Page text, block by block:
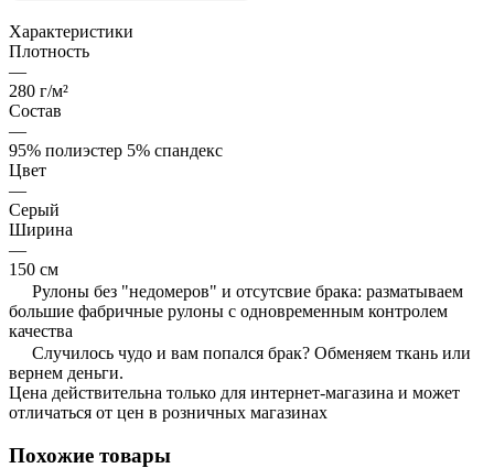
Характеристики
Плотность
—
280 г/м²
Состав
—
95% полиэстер 5% спандекс
Цвет
—
Серый
Ширина
—
150 см
Рулоны без "недомеров" и отсутсвие брака: разматываем
большие фабричные рулоны с одновременным контролем
качества
Случилось чудо и вам попался брак? Обменяем ткань или
вернем деньги.
Цена действительна только для интернет-магазина и может
отличаться от цен в розничных магазинах
Похожие товары